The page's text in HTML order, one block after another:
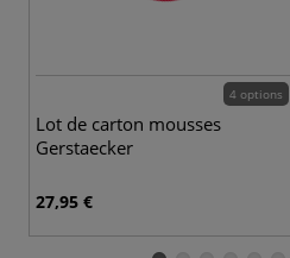
4 options
Lot de carton mousses
Gerstaecker
27,95 €